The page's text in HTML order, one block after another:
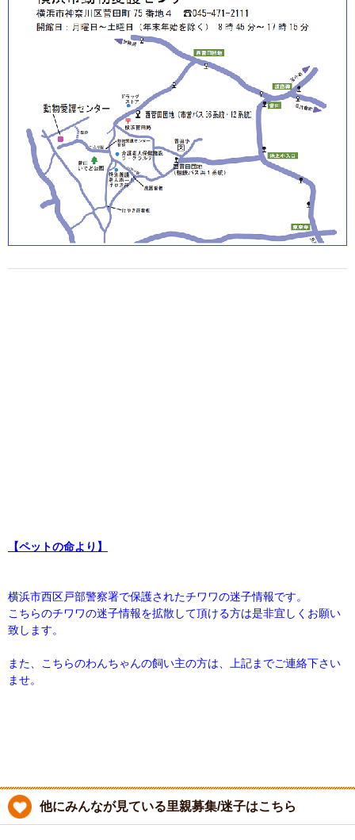
【ペットの命より】
横浜市西区戸部警察署で保護されたチワワの迷子情報です。
こちらのチワワの迷子情報を拡散して頂ける方は是非宜しくお願い
致します。
また、こちらのわんちゃんの飼い主の方は、上記までご連絡下さい
ませ。
他にみんなが見ている里親募集/迷子はこちら